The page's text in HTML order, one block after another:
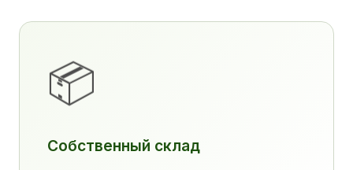
📦
Собственный склад